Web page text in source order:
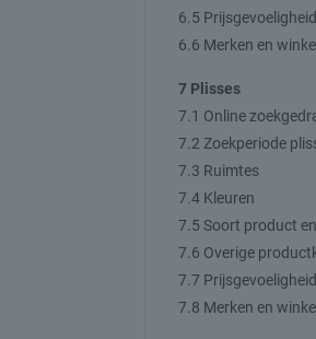
6.5 Prijsgevoeligheid
6.6 Merken en
7 Plisses
7.1 Online
7.2 Zoekperiode
7.3 Ruimtes
7.4 Kleuren
7.5 Soort product
7.6 Overige
7.7 Prijsgevoeligheid
7.8 Merken en